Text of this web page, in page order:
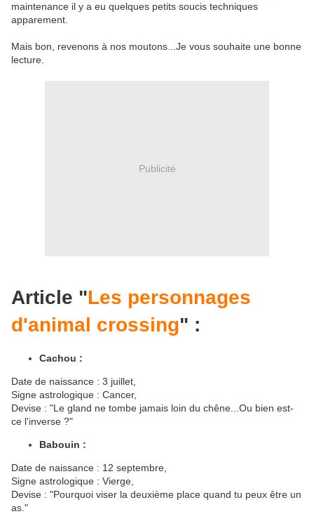
maintenance il y a eu quelques petits soucis techniques
apparement.
Mais bon, revenons à nos moutons...Je vous souhaite une bonne
lecture.
Publicité
Article "Les personnages
d'animal crossing" :
Cachou :
Date de naissance : 3 juillet,
Signe astrologique : Cancer,
Devise : "Le gland ne tombe jamais loin du chêne...Ou bien est-
ce l'inverse ?"
Babouin :
Date de naissance : 12 septembre,
Signe astrologique : Vierge,
Devise : "Pourquoi viser la deuxième place quand tu peux être un
as."